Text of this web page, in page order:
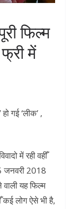
फिल्‍म
फ्री में
में रही वहीँ
जनवरी 2018
वाली यह फिल्म
कई लोग ऐसे भी है,